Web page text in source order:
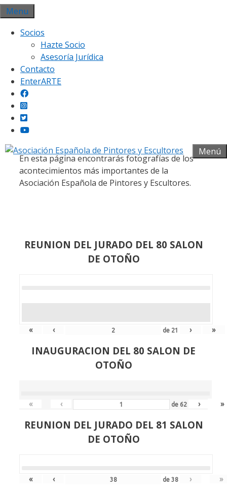
Saltar
al
contenido
Menu
Socios
Hazte Socio
Asesoría Jurídica
Contacto
EnterARTE
Menú
Galería fotográfica
En esta página encontrarás fotografías de los
acontecimientos más importantes de la
Asociación Española de Pintores y Escultores.
REUNION DEL JURADO DEL 80 SALON
DE OTOÑO
« ‹ de 21 › »
INAUGURACION DEL 80 SALON DE
OTOÑO
« ‹ de 62 › »
REUNION DEL JURADO DEL 81 SALON
DE OTOÑO
« ‹ de38 › »